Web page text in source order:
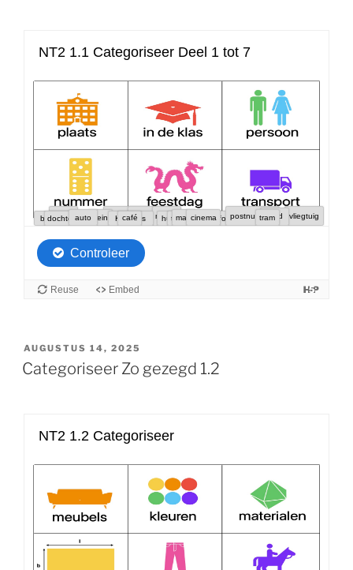
GEPLAATST
OP
AUGUSTUS 14, 2025
Categoriseer Zo gezegd 1.2